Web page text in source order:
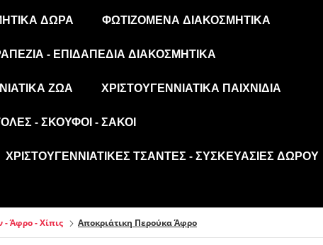
ΔΏΡΑ ΦΩΤΙΖΌΜΕΝΑ ΔΙΑΚΟΣΜΗΤΙΚΆ
- ΕΠΙΔΑΠΈΔΙΑ ΔΙΑΚΟΣΜΗΤΙΚΆ
ΖΏΑ ΧΡΙΣΤΟΥΓΕΝΝΙΆΤΙΚΑ ΠΑΙΧΝΊΔΙΑ
- ΣΚΟΎΦΟΙ - ΣΆΚΟΙ
ΧΡΙΣΤΟΥΓΕΝΝΙΆΤΙΚΕΣ ΤΣΆΝΤΕΣ - ΣΥΣΚΕΥΑΣΊΕΣ ΔΏΡΟΥ
- Άφρο - Χίπις Αποκριάτικη Περούκα Άφρο